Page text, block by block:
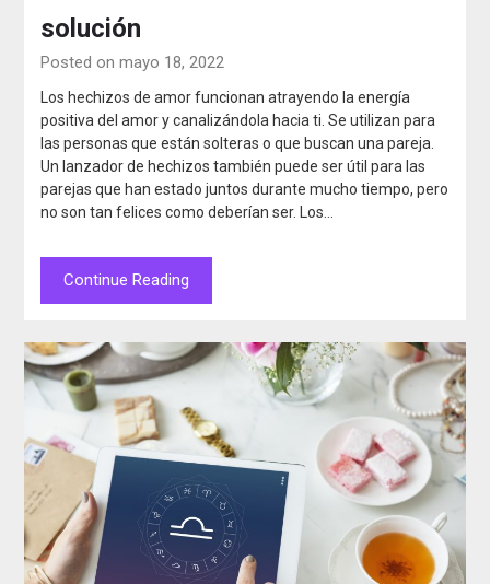
solución
Posted on mayo 18, 2022
Los hechizos de amor funcionan atrayendo la energía
positiva del amor y canalizándola hacia ti. Se utilizan para
las personas que están solteras o que buscan una pareja.
Un lanzador de hechizos también puede ser útil para las
parejas que han estado juntos durante mucho tiempo, pero
no son tan felices como deberían ser. Los…
Continue Reading